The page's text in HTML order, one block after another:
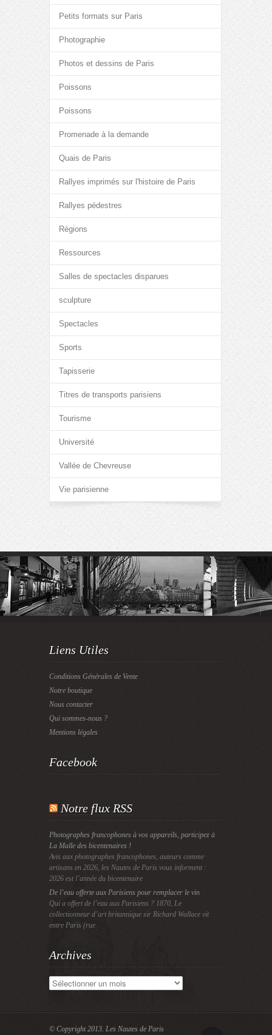
Petits formats sur Paris
Photographie
Photos et dessins de Paris
Poissons
Poissons
Promenade à la demande
Quais de Paris
Rallyes imprimés sur l'histoire de Paris
Rallyes pédestres
Régions
Ressources
Salles de spectacles disparues
sculpture
Spectacles
Sports
Tapisserie
Titres de transports parisiens
Tourisme
Université
Vallée de Chevreuse
Vie parisienne
Liens Utiles
Conditions Générales de Vente
Notre boutique
Nous contacter
Qui sommes-nous ?
Mentions légales
Facebook
Notre flux RSS
Photographes francophones à vos appareils, participez à
La Malle des bicentenaires !
Avis aux photographes francophones, auteurs comme
artisans en 2026, les Nautes de Paris vous informent :
2026 est l’année du bicentenaire
De l’eau offerte aux Parisiens pour remplacer le vin
Qui a offert de l’eau aux Parisiens ? 1870, Le
collectionneur d’art britannique sir Richard Wallace vit
entre Paris (rue
Archives
Archives
© Copyright 2013. Les Nautes de Paris